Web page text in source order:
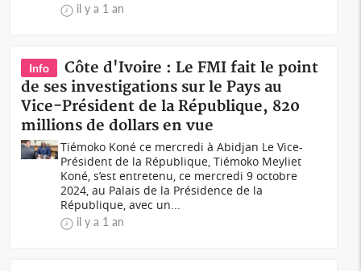
il y a 1 an
Info
Côte d'Ivoire : Le FMI fait le point
de ses investigations sur le Pays au
Vice-Président de la République, 820
millions de dollars en vue
Tiémoko Koné ce mercredi à Abidjan Le Vice-
Président de la République, Tiémoko Meyliet
Koné, s’est entretenu, ce mercredi 9 octobre
2024, au Palais de la Présidence de la
République, avec un...
il y a 1 an